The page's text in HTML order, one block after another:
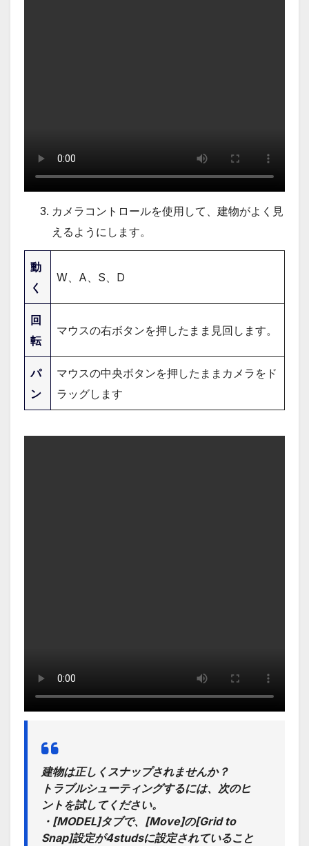
カメラコントロールを使用して、建物がよく見
えるようにします。
動
く
W、A、S、D
回
転
マウスの右ボタンを押したまま見回します。
パ
ン
マウスの中央ボタンを押したままカメラをド
ラッグします
建物は正しくスナップされませんか？
トラブルシューティングするには、次のヒ
ントを試してください。
・[MODEL]タブで、[Move]の[Grid to
Snap]設定が4studsに設定されていること